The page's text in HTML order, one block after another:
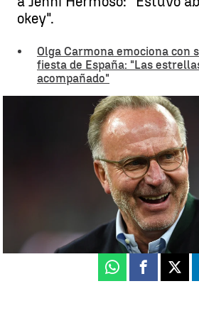
okey".
Olga Carmona emociona con
fiesta de España: "Las
acompañado"
Rummenigge sale en
Luis F. Castillo
22 de agosto de
Whatsapp
Facebook
X